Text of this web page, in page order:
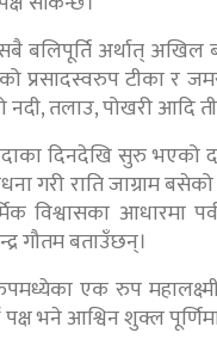
सबै बलिपूर्ति अर्थात्
प्रसादस्वरुप टीका र
तलाउ, पोखरी आदि
दिनदेखि सुरु
गरी राति जाग्राम
विश्वासका आधारमा
गौतम बताउँछन्।
एक रुप
भने आश्विन शुक्ल